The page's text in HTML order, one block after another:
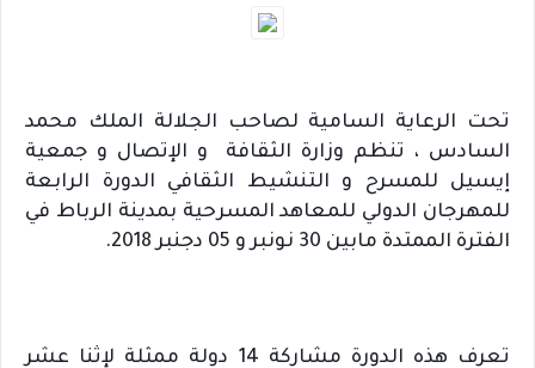
الفترة الممتدة مابين 30 نونبر و 05 دجنبر 2018.
تعرف هذه الدورة مشاركة 14 دولة ممثلة لإثنا عشر